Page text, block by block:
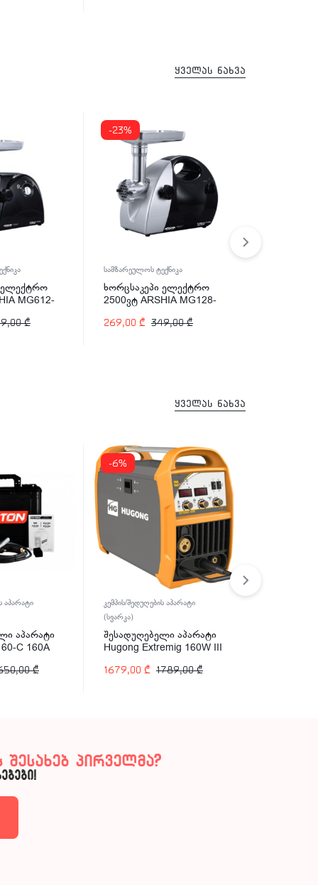
ყველას ნახვა
ელექტრო
MG612-
₾
-23%
სამზარეულოს ტექნიკა
ხორცსაკეპი ელექტრო
2500ვტ ARSHIA MG128-
349,00₾
269,00 ₾
ყველას ნახვა
აპარატი
აპარატი
C 160A
₾
-6%
კემპის/შედუღების აპარატი
(სვარკა)
შესადუღებელი აპარატი
Hugong Extremig 160W III
1789,00₾
1679,00 ₾
პირველმა?